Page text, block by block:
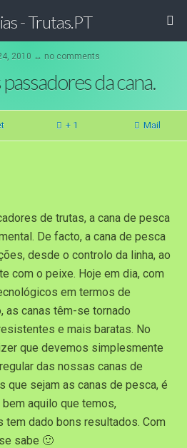
- Trutas.PT
2010 ↔ no comments
da cana.
+ 1 Mail
de trutas, a cana de pesca
De facto, a cana de pesca
desde o controlo da linha, ao
com o peixe. Hoje em dia, com
em termos de
as canas têm-se tornado
e mais baratas. No
que devemos simplesmente
das nossas canas de
que sejam as canas de pesca, é
aquilo que temos,
tem dado bons resultados. Com
sabe 🙂